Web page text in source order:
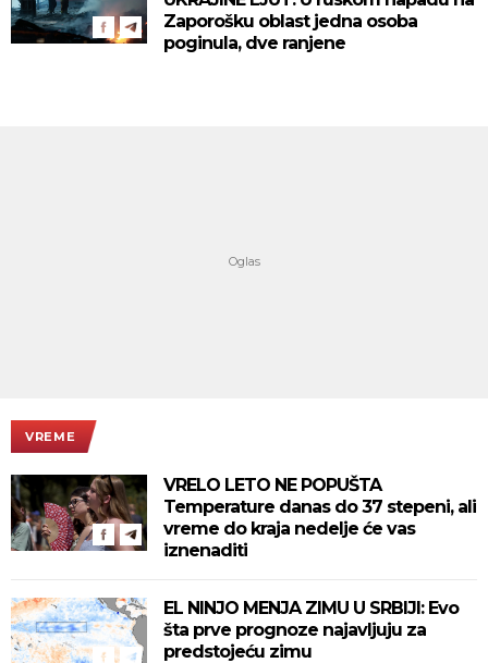
Zaporošku oblast jedna osoba
poginula, dve ranjene
VREME
VRELO LETO NE POPUŠTA
Temperature danas do 37 stepeni, ali
vreme do kraja nedelje će vas
iznenaditi
EL NINJO MENJA ZIMU U SRBIJI: Evo
šta prve prognoze najavljuju za
predstojeću zimu